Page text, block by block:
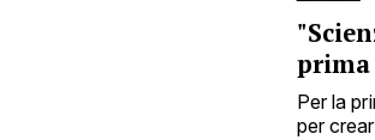
Per la
per